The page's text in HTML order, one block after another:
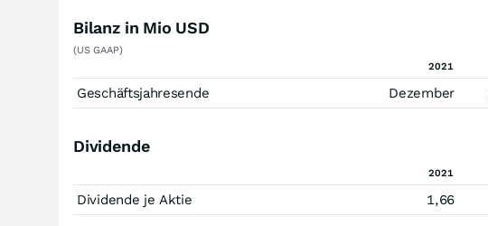
Bilanz in Mio USD
(US GAAP)
2021
Geschäftsjahresende Dezember
Dividende
2021
Dividende je Aktie 1,66